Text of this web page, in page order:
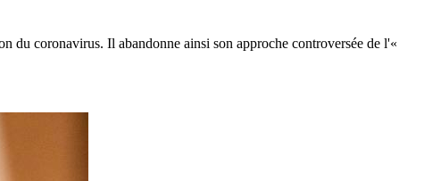
du coronavirus. Il abandonne ainsi son approche controversée de l'«